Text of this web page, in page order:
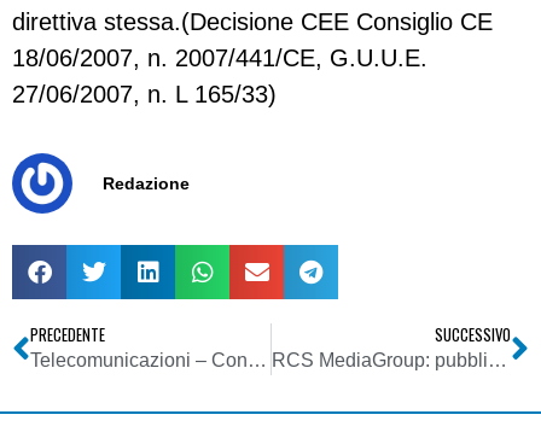
direttiva stessa.(Decisione CEE Consiglio CE
18/06/2007, n. 2007/441/CE, G.U.U.E.
27/06/2007, n. L 165/33)
Redazione
PRECEDENTE
Telecomunicazioni – Consumatori, l’Authority interviene per far rispettare le disposizioni del codice, più tutele in caso di attivazione, disservizi o cambio di fornitore
SUCCESSIVO
RCS MediaGroup: pubblicità a +4-5%